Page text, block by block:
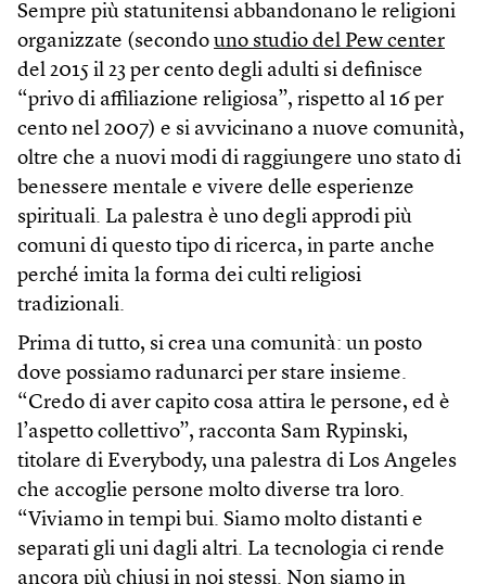
Sempre più statunitensi abbandonano le religioni
organizzate (secondo uno studio del Pew center
del 2015 il 23 per cento degli adulti si definisce
“privo di affiliazione religiosa”, rispetto al 16 per
cento nel 2007) e si avvicinano a nuove comunità,
oltre che a nuovi modi di raggiungere uno stato di
benessere mentale e vivere delle esperienze
spirituali. La palestra è uno degli approdi più
comuni di questo tipo di ricerca, in parte anche
perché imita la forma dei culti religiosi
tradizionali.
Prima di tutto, si crea una comunità: un posto
dove possiamo radunarci per stare insieme.
“Credo di aver capito cosa attira le persone, ed è
l’aspetto collettivo”, racconta Sam Rypinski,
titolare di Everybody, una palestra di Los Angeles
che accoglie persone molto diverse tra loro.
“Viviamo in tempi bui. Siamo molto distanti e
separati gli uni dagli altri. La tecnologia ci rende
ancora più chiusi in noi stessi. Non siamo in